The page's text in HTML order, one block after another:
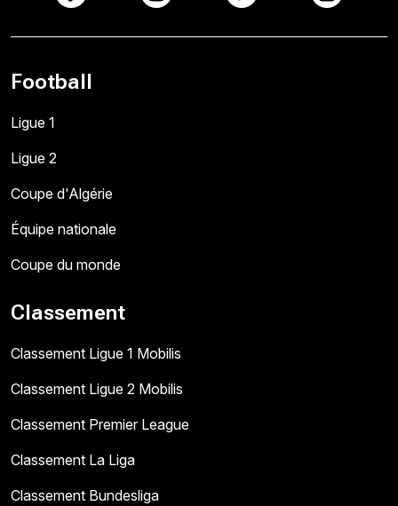
Football
Ligue 1
Ligue 2
Coupe d'Algérie
Équipe nationale
Coupe du monde
Classement
Classement Ligue 1 Mobilis
Classement Ligue 2 Mobilis
Classement Premier League
Classement La Liga
Classement Bundesliga